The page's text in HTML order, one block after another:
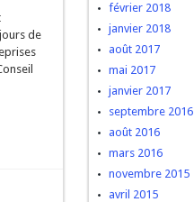
de
février 2018
janvier 2018
août 2017
mai 2017
janvier 2017
septembre 2016
août 2016
mars 2016
novembre 2015
avril 2015